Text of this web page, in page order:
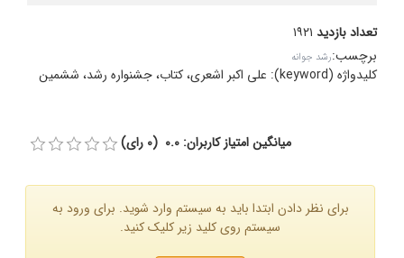
تعداد بازدید ۱۹۲۱
برچسب:رشد جوانه
کلیدواژه (keyword): علی اکبر اشعری، کتاب، جشنواره رشد، ششمین
میانگین امتیاز کاربران: 0.0 (0 رای)
برای نظر دادن ابتدا باید به سیستم وارد شوید. برای ورود به
سیستم روی کلید زیر کلیک کنید.